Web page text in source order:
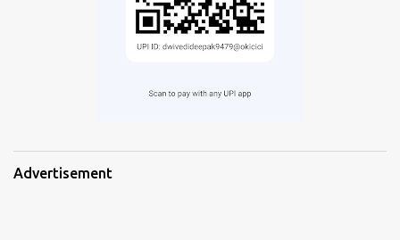
Advertisement